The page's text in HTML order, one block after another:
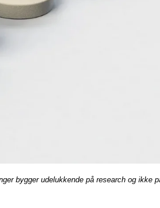
bygger udelukkende på research og ikke